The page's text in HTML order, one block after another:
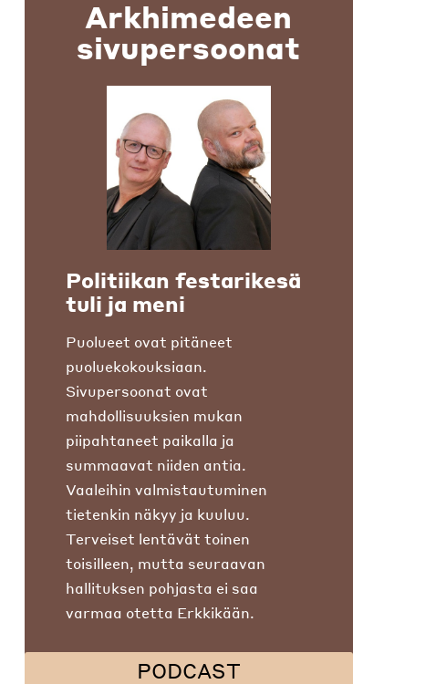
Arkhimedeen
sivupersoonat
Politiikan festarikesä
tuli ja meni
Puolueet ovat pitäneet
puoluekokouksiaan.
Sivupersoonat ovat
mahdollisuuksien mukan
piipahtaneet paikalla ja
summaavat niiden antia.
Vaaleihin valmistautuminen
tietenkin näkyy ja kuuluu.
Terveiset lentävät toinen
toisilleen, mutta seuraavan
hallituksen pohjasta ei saa
varmaa otetta Erkkikään.
PODCAST